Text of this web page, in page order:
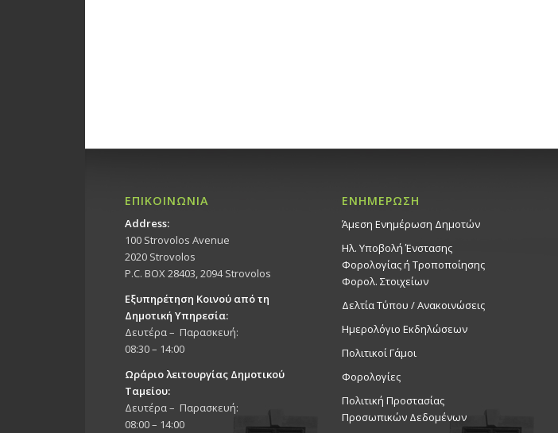
ΕΠΙΚΟΙΝΩΝΙΑ
Address:
100 Strovolos Avenue
2020 Strovolos
P.C. BOX 28403, 2094 Strovolos
Εξυπηρέτηση Κοινού από τη
Δημοτική Υπηρεσία:
Δευτέρα – Παρασκευή:
08:30 – 14:00
Ωράριο λειτουργίας Δημοτικού
Ταμείου:
Δευτέρα – Παρασκευή:
08:00 – 14:00
ΕΝΗΜΕΡΩΣΗ
Άμεση Ενημέρωση Δημοτών
Ηλ. Υποβολή Ένστασης
Φορολογίας ή Τροποποίησης
Φορολ. Στοιχείων
Δελτία Τύπου / Ανακοινώσεις
Ημερολόγιο Εκδηλώσεων
Πολιτικοί Γάμοι
Φορολογίες
Πολιτική Προστασίας
Προσωπικών Δεδομένων